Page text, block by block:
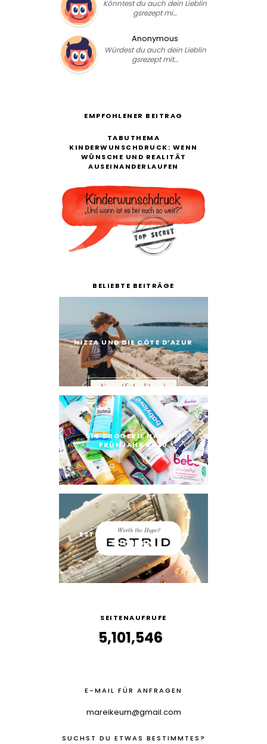
Könntest du auch dein Lieblin
gsrezept mi…
Anonymous
Würdest du auch dein Lieblin
gsrezept mit…
EMPFOHLENER BEITRAG
TABUTHEMA
KINDERWUNSCHDRUCK: WENN
WÜNSCHE UND REALITÄT
AUSEINANDERLAUFEN
BELIEBTE BEITRÄGE
NIZZA UND DIE CÔTE D’AZUR
51€ DROGERIE HAUL IM
FRÜHJAHR 2020
ESTRID RASIERER: WORTH
THE HYPE?
SEITENAUFRUFE
5,101,546
E-MAIL FÜR ANFRAGEN
mareikeum@gmail.com
SUCHST DU ETWAS BESTIMMTES?